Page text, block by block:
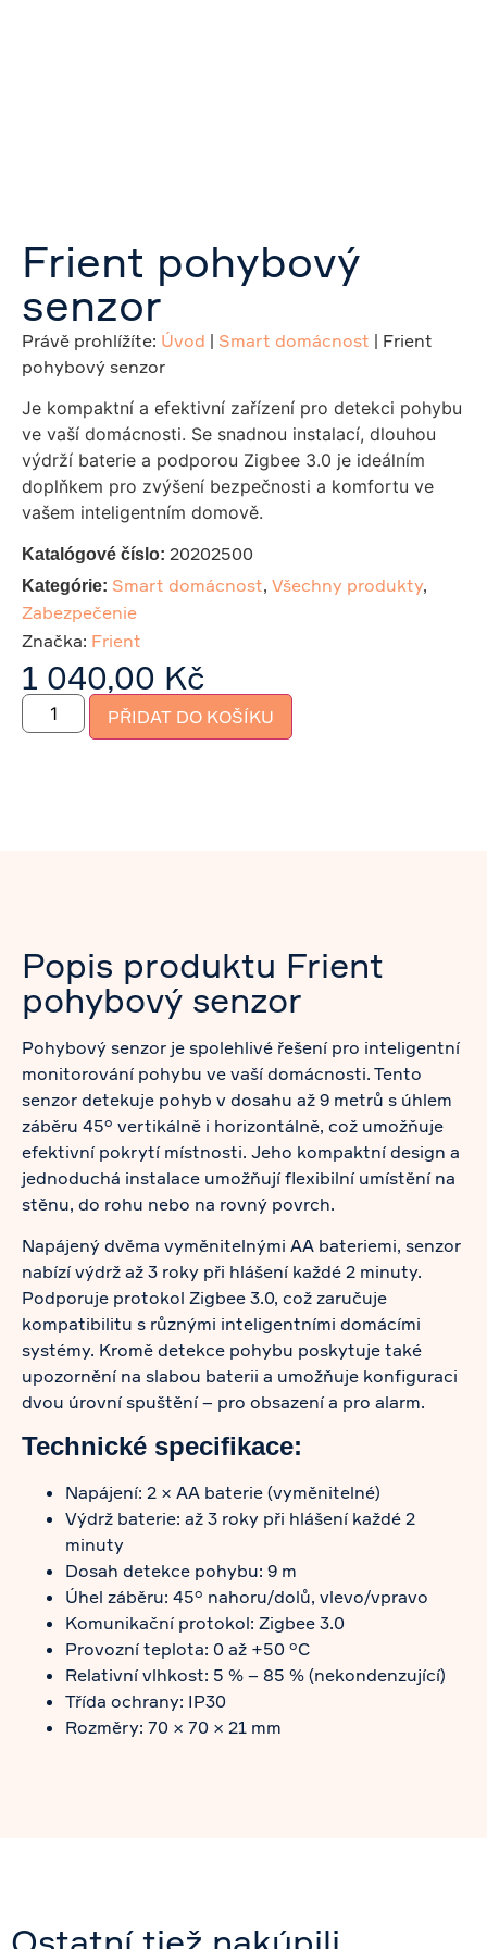
Frient pohybový
senzor
Právě prohlížíte: Úvod | Smart domácnost | Frient
pohybový senzor
Je kompaktní a efektivní zařízení pro detekci pohybu
ve vaší domácnosti. Se snadnou instalací, dlouhou
výdrží baterie a podporou Zigbee 3.0 je ideálním
doplňkem pro zvýšení bezpečnosti a komfortu ve
vašem inteligentním domově.
Katalógové číslo: 20202500
Kategórie: Smart domácnost, Všechny produkty,
Zabezpečenie
Značka: Frient
1 040,00 Kč
PŘIDAT DO KOŠÍKU
Popis produktu Frient
pohybový senzor
Pohybový senzor je spolehlivé řešení pro inteligentní
monitorování pohybu ve vaší domácnosti. Tento
senzor detekuje pohyb v dosahu až 9 metrů s úhlem
záběru 45° vertikálně i horizontálně, což umožňuje
efektivní pokrytí místnosti. Jeho kompaktní design a
jednoduchá instalace umožňují flexibilní umístění na
stěnu, do rohu nebo na rovný povrch.
Napájený dvěma vyměnitelnými AA bateriemi, senzor
nabízí výdrž až 3 roky při hlášení každé 2 minuty.
Podporuje protokol Zigbee 3.0, což zaručuje
kompatibilitu s různými inteligentními domácími
systémy. Kromě detekce pohybu poskytuje také
upozornění na slabou baterii a umožňuje konfiguraci
dvou úrovní spuštění – pro obsazení a pro alarm.
Technické specifikace:
Napájení: 2 × AA baterie (vyměnitelné)
Výdrž baterie: až 3 roky při hlášení každé 2
minuty
Dosah detekce pohybu: 9 m
Úhel záběru: 45° nahoru/dolů, vlevo/vpravo
Komunikační protokol: Zigbee 3.0
Provozní teplota: 0 až +50 °C
Relativní vlhkost: 5 % – 85 % (nekondenzující)
Třída ochrany: IP30
Rozměry: 70 × 70 × 21 mm